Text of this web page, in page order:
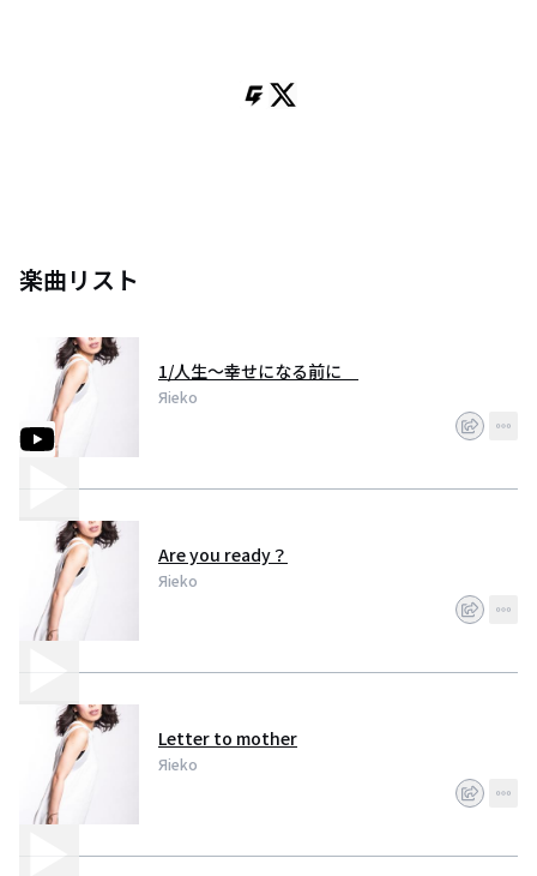
でも頭に残るようなキャッチーなメロディと
楽曲リスト
1/人生〜幸せになる前に
Яieko
Are you ready？
Яieko
Letter to mother
Яieko